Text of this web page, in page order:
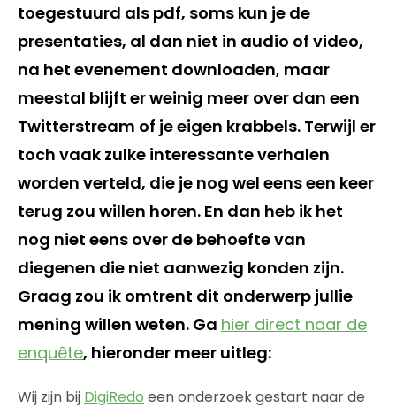
toegestuurd als pdf, soms kun je de
presentaties, al dan niet in audio of video,
na het evenement downloaden, maar
meestal blijft er weinig meer over dan een
Twitterstream of je eigen krabbels. Terwijl er
toch vaak zulke interessante verhalen
worden verteld, die je nog wel eens een keer
terug zou willen horen. En dan heb ik het
nog niet eens over de behoefte van
diegenen die niet aanwezig konden zijn.
Graag zou ik omtrent dit onderwerp jullie
mening willen weten. Ga hier direct naar de
enquête, hieronder meer uitleg:
Wij zijn bij DigiRedo een onderzoek gestart naar de